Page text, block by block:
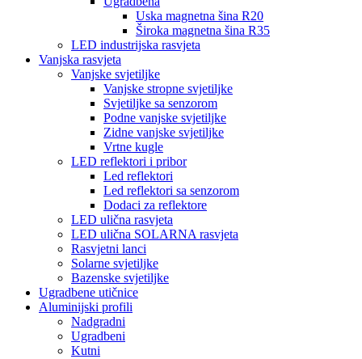
Uska magnetna šina R20
Široka magnetna šina R35
LED industrijska rasvjeta
Vanjska rasvjeta
Vanjske svjetiljke
Vanjske stropne svjetiljke
Svjetiljke sa senzorom
Podne vanjske svjetiljke
Zidne vanjske svjetiljke
Vrtne kugle
LED reflektori i pribor
Led reflektori
Led reflektori sa senzorom
Dodaci za reflektore
LED ulična rasvjeta
LED ulična SOLARNA rasvjeta
Rasvjetni lanci
Solarne svjetiljke
Bazenske svjetiljke
Ugradbene utičnice
Aluminijski profili
Nadgradni
Ugradbeni
Kutni